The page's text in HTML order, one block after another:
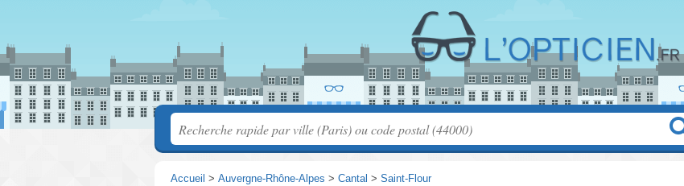
Accueil > Auvergne-Rhône-Alpes > Cantal > Saint-Flour